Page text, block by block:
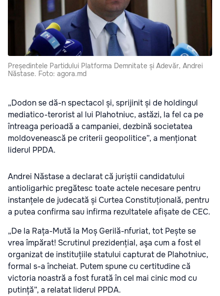
Președintele Partidului Platforma Demnitate și Adevăr, Andrei
Năstase. Foto: agora.md
„Dodon se dă-n spectacol și, sprijinit și de holdingul
mediatico-terorist al lui Plahotniuc, astăzi, la fel ca pe
întreaga perioadă a campaniei, dezbină societatea
moldovenească pe criterii geopolitice”, a menționat
liderul PPDA.
Andrei Năstase a declarat că juriștii candidatului
antioligarhic pregătesc toate actele necesare pentru
instanțele de judecată și Curtea Constituțională, pentru
a putea confirma sau infirma rezultatele afișate de CEC.
„De la Rața-Mută la Moș Gerilă-nfuriat, tot Pește se
vrea împărat! Scrutinul prezidențial, aşa cum a fost el
organizat de instituțiile statului capturat de Plahotniuc,
formal s-a încheiat. Putem spune cu certitudine că
victoria noastră a fost furată în cel mai cinic mod cu
putință”, a relatat liderul PPDA.